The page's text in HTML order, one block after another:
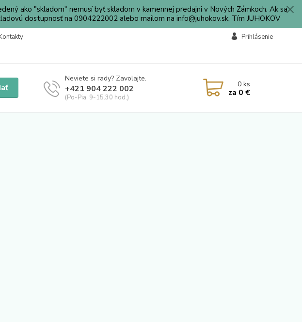
ako "skladom" nemusí byť skladom v kamennej predajni v Nových Zámkoch. Ak sa
dostupnosť na 0904222002 alebo mailom na info@juhokov.sk. Tím JUHOKOV
Prihlásenie
Neviete si rady? Zavolajte.
+421 904 222 002
(Po-Pia, 9-15.30 hod.)
0ks
za 0 €